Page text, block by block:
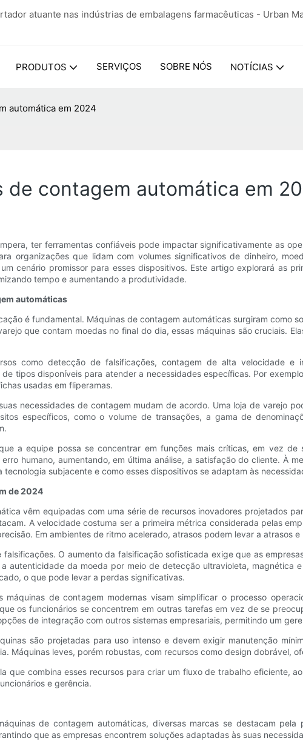
atuante nas indústrias de embalagens farmacêuticas - Urban
PRODUTOS SERVIÇOS SOBRE NÓS NOTÍCIAS
automática em 2024
de contagem automática em
ter ferramentas confiáveis ​​pode impactar significativamente as
organizações que lidam com volumes significativos de dinheiro,
cenário promissor para esses dispositivos. Este artigo explorará as
tempo e aumentando a produtividade.
automáticas
é fundamental. Máquinas de contagem automáticas surgiram como
que contam moedas no final do dia, essas máquinas são cruciais.
como detecção de falsificações, contagem de alta velocidade e
tipos disponíveis para atender a necessidades específicas. Por
usadas em fliperamas.
necessidades de contagem mudam de acordo. Uma loja de varejo
específicos, como o volume de transações, a gama de
a equipe possa se concentrar em funções mais críticas, em vez
humano, aumentando, em última análise, a satisfação do cliente. À
subjacente e como esses dispositivos se adaptam às
de 2024
vêm equipadas com uma série de recursos inovadores projetados
A velocidade costuma ser a primeira métrica considerada pelas
Em ambientes de ritmo acelerado, atrasos podem levar a atrasos e
O aumento da falsificação sofisticada exige que as
autenticidade da moeda por meio de detecção ultravioleta, magnética
o que pode levar a perdas significativas.
de contagem modernas visam simplificar o processo
os funcionários se concentrem em outras tarefas em vez de se
de integração com outros sistemas empresariais, permitindo um
são projetadas para uso intenso e devem exigir manutenção
Máquinas leves, porém robustas, com recursos como design dobrável,
que combina esses recursos para criar um fluxo de trabalho eficiente,
e gerência.
de contagem automáticas, diversas marcas se destacam
que as empresas encontrem soluções adaptadas às suas